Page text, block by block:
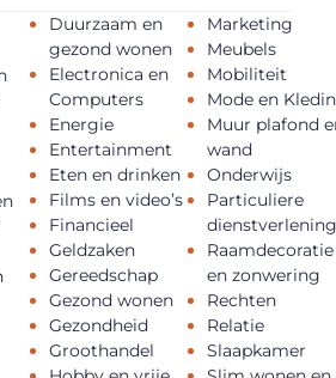
Duurzaam en
gezond wonen
Electronica en
Computers
Energie
Entertainment
Eten en drinken
Films en video’s
Financieel
Geldzaken
Gereedschap
Gezond wonen
Gezondheid
Groothandel
Marketing
Meubels
Mobiliteit
Mode en
Muur plafond
wand
Onderwijs
Particuliere
Raamdecoratie
en zonwering
Rechten
Relatie
Slaapkamer